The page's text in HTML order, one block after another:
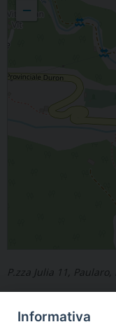
−
P.zza Julia 11,
Informativa